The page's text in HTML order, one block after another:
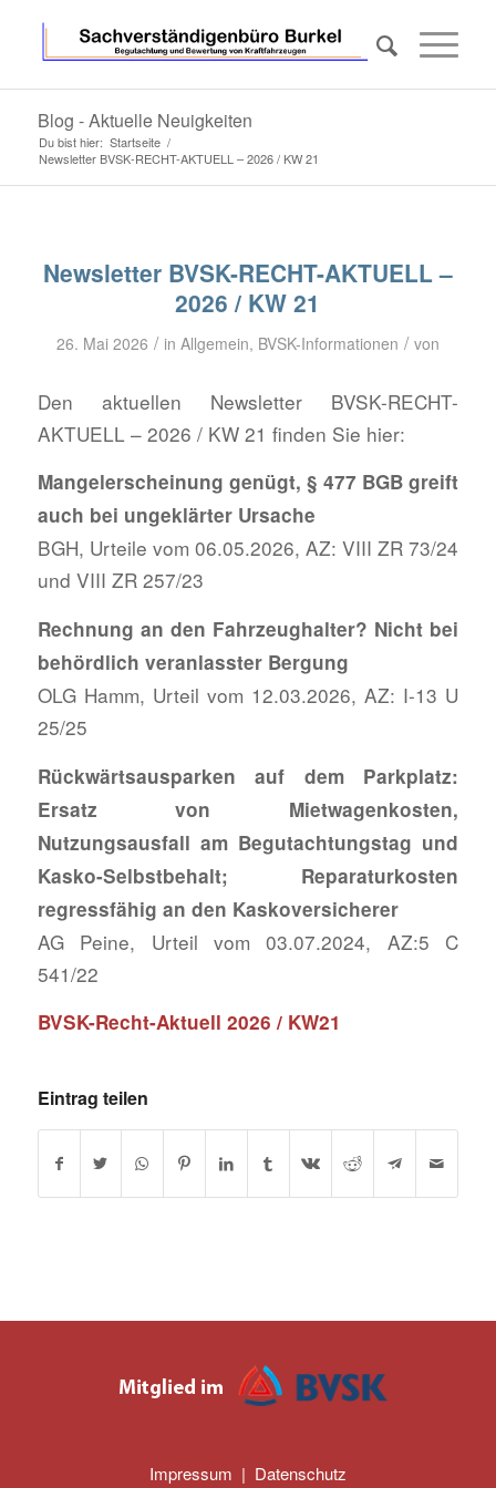
Blog - Aktuelle Neuigkeiten
Du bist hier: Startseite /
Newsletter BVSK-RECHT-AKTUELL – 2026 / KW 21
Newsletter BVSK-RECHT-AKTUELL –
2026 / KW 21
26. Mai 2026 / in Allgemein, BVSK-Informationen / von
Den aktuellen Newsletter BVSK-RECHT-
AKTUELL – 2026 / KW 21 finden Sie hier:
Mangelerscheinung genügt, § 477 BGB greift
auch bei ungeklärter Ursache
BGH, Urteile vom 06.05.2026, AZ: VIII ZR 73/24
und VIII ZR 257/23
Rechnung an den Fahrzeughalter? Nicht bei
behördlich veranlasster Bergung
OLG Hamm, Urteil vom 12.03.2026, AZ: I-13 U
25/25
Rückwärtsausparken auf dem Parkplatz:
Ersatz von Mietwagenkosten,
Nutzungsausfall am Begutachtungstag und
Kasko-Selbstbehalt; Reparaturkosten
regressfähig an den Kaskoversicherer
AG Peine, Urteil vom 03.07.2024, AZ:5 C
541/22
BVSK-Recht-Aktuell 2026 / KW21
Eintrag teilen
Impressum | Datenschutz